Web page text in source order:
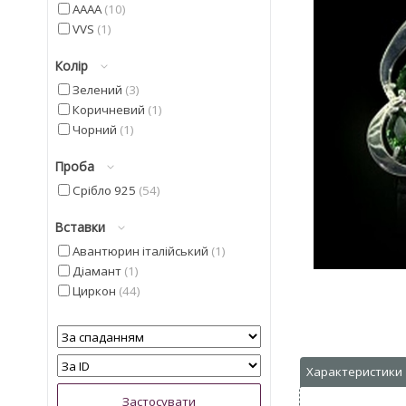
AAAA 10
VVS 1
Колір
Зелений 3
Коричневий 1
Чорний 1
Проба
Срібло 925 54
Вставки
Авантюрин італійський 1
Діамант 1
Циркон 44